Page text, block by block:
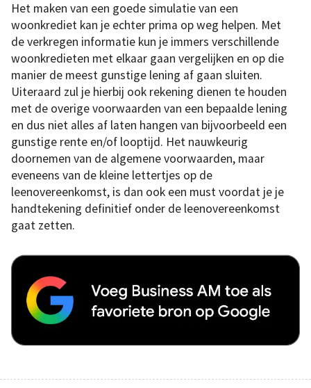
Het maken van een goede simulatie van een
woonkrediet kan je echter prima op weg helpen. Met
de verkregen informatie kun je immers verschillende
woonkredieten met elkaar gaan vergelijken en op die
manier de meest gunstige lening af gaan sluiten.
Uiteraard zul je hierbij ook rekening dienen te houden
met de overige voorwaarden van een bepaalde lening
en dus niet alles af laten hangen van bijvoorbeeld een
gunstige rente en/of looptijd. Het nauwkeurig
doornemen van de algemene voorwaarden, maar
eveneens van de kleine lettertjes op de
leenovereenkomst, is dan ook een must voordat je je
handtekening definitief onder de leenovereenkomst
gaat zetten.